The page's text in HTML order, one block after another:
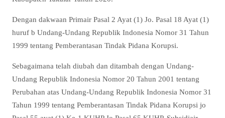
Dengan dakwaan Primair Pasal 2 Ayat (1) Jo. Pasal 18 Ayat (1)
huruf b Undang-Undang Republik Indonesia Nomor 31 Tahun
1999 tentang Pemberantasan Tindak Pidana Korupsi.
Sebagaimana telah diubah dan ditambah dengan Undang-
Undang Republik Indonesia Nomor 20 Tahun 2001 tentang
Perubahan atas Undang-Undang Republik Indonesia Nomor 31
Tahun 1999 tentang Pemberantasan Tindak Pidana Korupsi jo